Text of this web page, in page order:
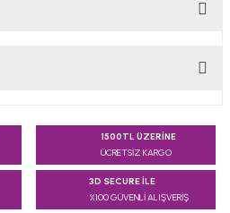
noktaları öneri formunu
veya görüntülenemiyor.
1500TL ÜZERİNE
ÜCRETSİZ KARGO
3D SECURE İLE
%100 GÜVENLİ ALIŞVERİŞ